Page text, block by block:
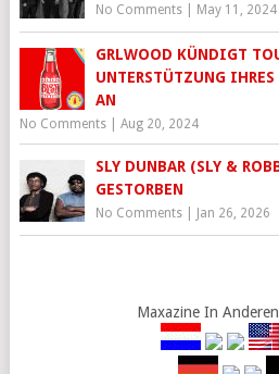
No Comments| May 11, 2024
GRLWOOD KÜNDIGT
UNTERSTÜTZUNG
AN
No Comments| Aug 20, 2024
SLY DUNBAR (SLY &
GESTORBEN
No Comments| Jan 26, 2026
Maxazine In